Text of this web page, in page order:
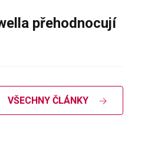
přehodnocují
VŠECHNY ČLÁNKY